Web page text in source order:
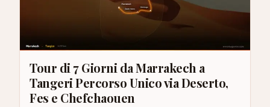
Tour di 7 Giorni da Marrakech a
Tangeri Percorso Unico via Deserto,
Fes e Chefchaouen